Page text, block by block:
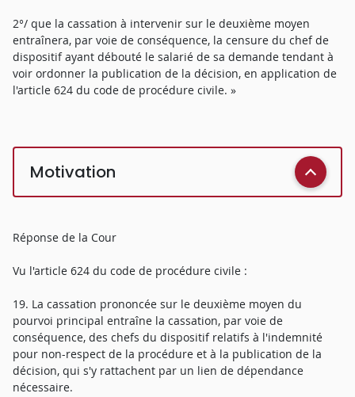
2°/ que la cassation à intervenir sur le deuxième moyen
entraînera, par voie de conséquence, la censure du chef de
dispositif ayant débouté le salarié de sa demande tendant à
voir ordonner la publication de la décision, en application de
l'article 624 du code de procédure civile. »
Motivation
Réponse de la Cour
Vu l'article 624 du code de procédure civile :
19. La cassation prononcée sur le deuxième moyen du
pourvoi principal entraîne la cassation, par voie de
conséquence, des chefs du dispositif relatifs à l'indemnité
pour non-respect de la procédure et à la publication de la
décision, qui s'y rattachent par un lien de dépendance
nécessaire.